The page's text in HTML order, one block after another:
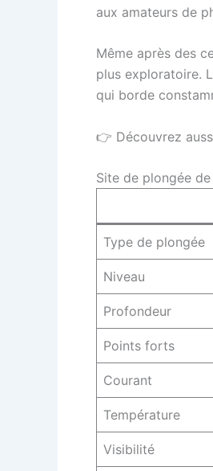
aux amateurs de
Même après des
plus exploratoire.
qui borde
👉 Découvrez
Site de plongée
Type de plongée
Niveau
Profondeur
Points forts
Courant
Température
Visibilité